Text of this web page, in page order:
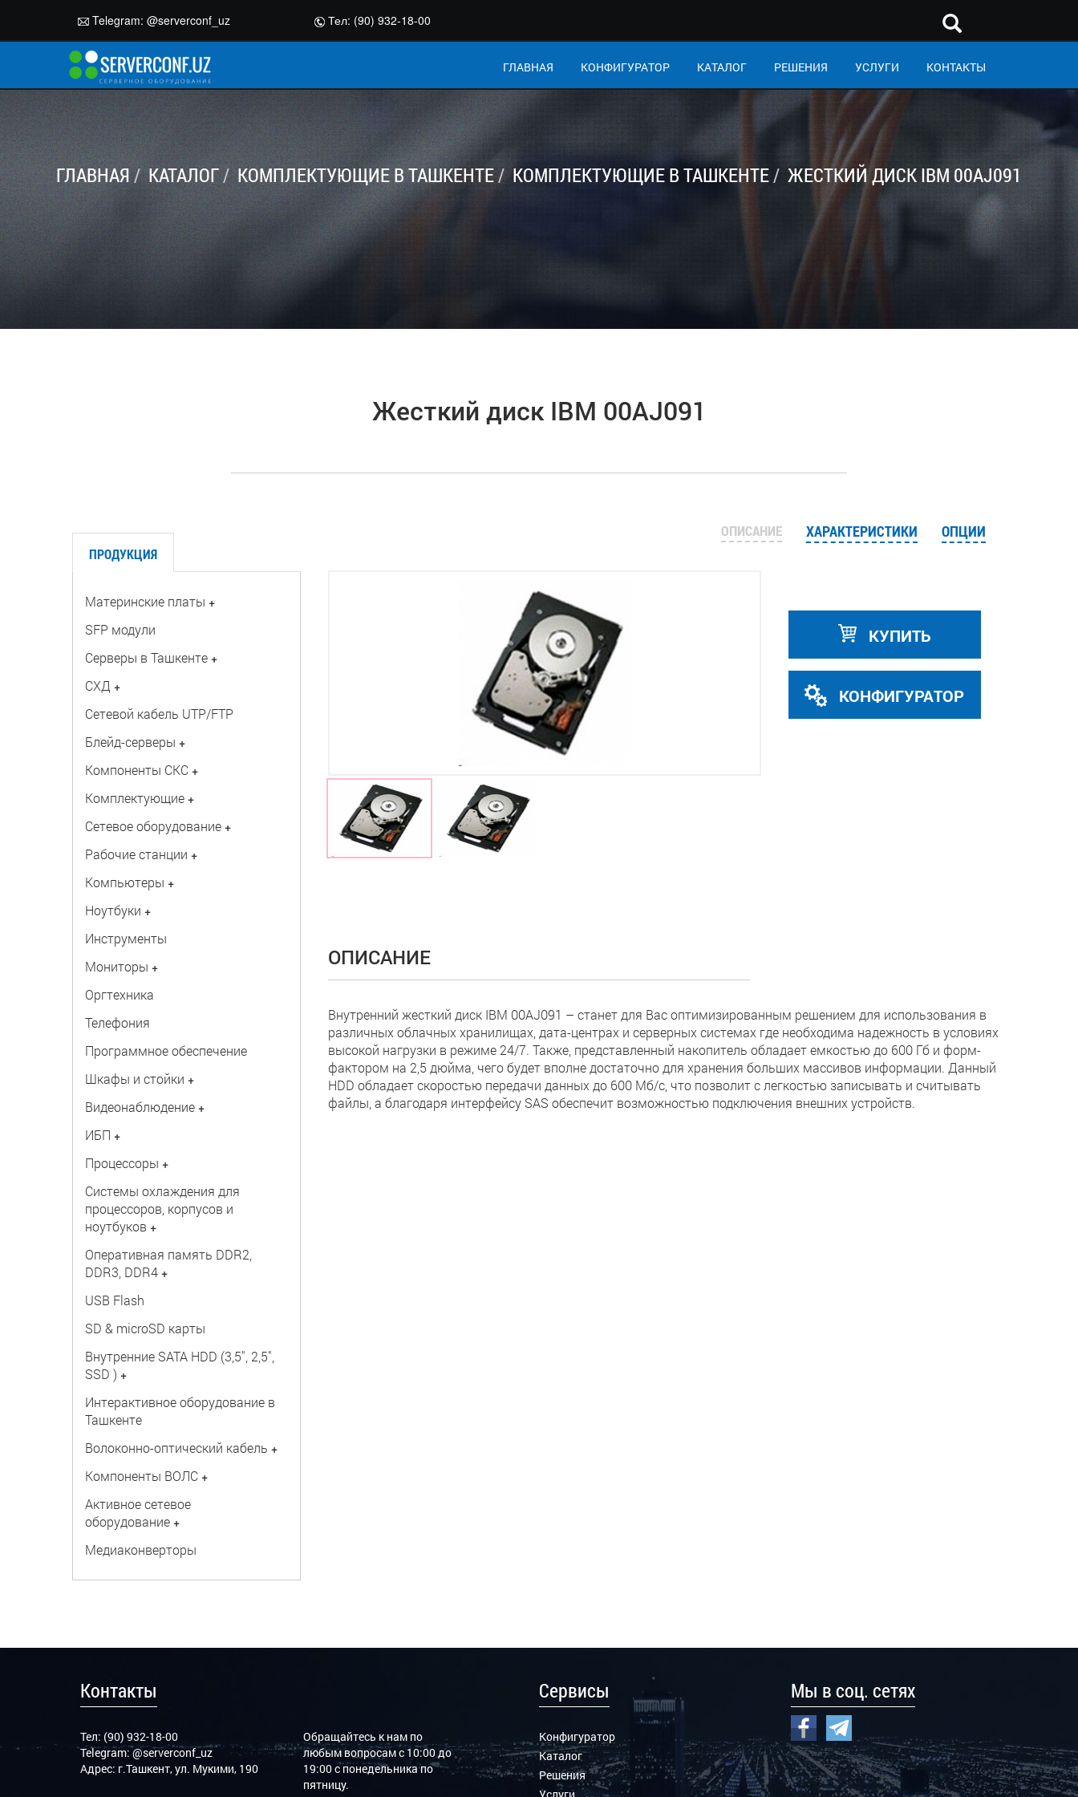
Telegram: @serverconf_uz Тел: (90) 932-18-00
ГЛАВНАЯ КОНФИГУРАТОР КАТАЛОГ РЕШЕНИЯ УСЛУГИ КОНТАКТЫ
ГЛАВНАЯ КАТАЛОГ КОМПЛЕКТУЮЩИЕ В ТАШКЕНТЕ КОМПЛЕКТУЮЩИЕ В ТАШКЕНТЕ ЖЕСТКИЙ ДИСК IBM 00AJ091
Жесткий диск IBM 00AJ091
ПРОДУКЦИЯ
Материнские платы +
SFP модули
Серверы в Ташкенте +
СХД +
Сетевой кабель UTP/FTP
Блейд-серверы +
Компоненты СКС +
Комплектующие +
Сетевое оборудование +
Рабочие станции +
Компьютеры +
Ноутбуки +
Инструменты
Мониторы +
Оргтехника
Телефония
Программное обеспечение
Шкафы и стойки +
Видеонаблюдение +
ИБП +
Процессоры +
Системы охлаждения для
процессоров, корпусов и
ноутбуков +
Оперативная память DDR2,
DDR3, DDR4 +
USB Flash
SD & microSD карты
Внутренние SATA HDD (3,5", 2,5",
SSD ) +
Интерактивное оборудование в
Ташкенте
Волоконно-оптический кабель +
Компоненты ВОЛС +
Активное сетевое
оборудование +
Медиаконверторы
ОПИСАНИЕ ХАРАКТЕРИСТИКИ ОПЦИИ
КУПИТЬ
КОНФИГУРАТОР
ОПИСАНИЕ
Внутренний жесткий диск IBM 00AJ091 – станет для Вас оптимизированным решением для использования в
различных облачных хранилищах, дата-центрах и серверных системах где необходима надежность в условиях
высокой нагрузки в режиме 24/7. Также, представленный накопитель обладает емкостью до 600 Гб и форм-
фактором на 2,5 дюйма, чего будет вполне достаточно для хранения больших массивов информации. Данный
HDD обладает скоростью передачи данных до 600 Мб/с, что позволит с легкостью записывать и считывать
файлы, а благодаря интерфейсу SAS обеспечит возможностью подключения внешних устройств.
Контакты
Тел: (90) 932-18-00
Telegram:@serverconf_uz
Адрес: г.Ташкент, ул. Мукими, 190
Обращайтесь к нам по
любым вопросам с 10:00 до
19:00 с понедельника по
пятницу.
Сервисы
Конфигуратор
Каталог
Решения
Мы в соц. сетях